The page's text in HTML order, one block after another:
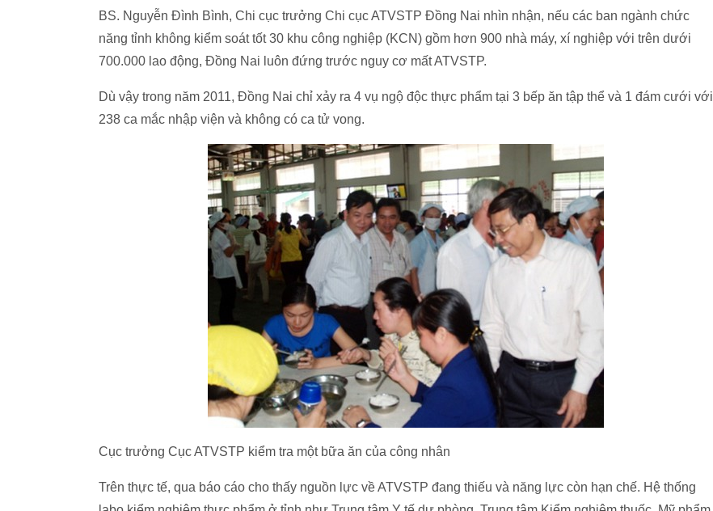
BS. Nguyễn Đình Bình, Chi cục trưởng Chi cục ATVSTP Đồng Nai nhìn nhận, nếu các ban ngành chức
năng tỉnh không kiểm soát tốt 30 khu công nghiệp (KCN) gồm hơn 900 nhà máy, xí nghiệp với trên dưới
700.000 lao động, Đồng Nai luôn đứng trước nguy cơ mất ATVSTP.
Dù vậy trong năm 2011, Đồng Nai chỉ xảy ra 4 vụ ngộ độc thực phẩm tại 3 bếp ăn tập thể và 1 đám cưới với
238 ca mắc nhập viện và không có ca tử vong.
Cục trưởng Cục ATVSTP kiểm tra một bữa ăn của công nhân
Trên thực tế, qua báo cáo cho thấy nguồn lực về ATVSTP đang thiếu và năng lực còn hạn chế. Hệ thống